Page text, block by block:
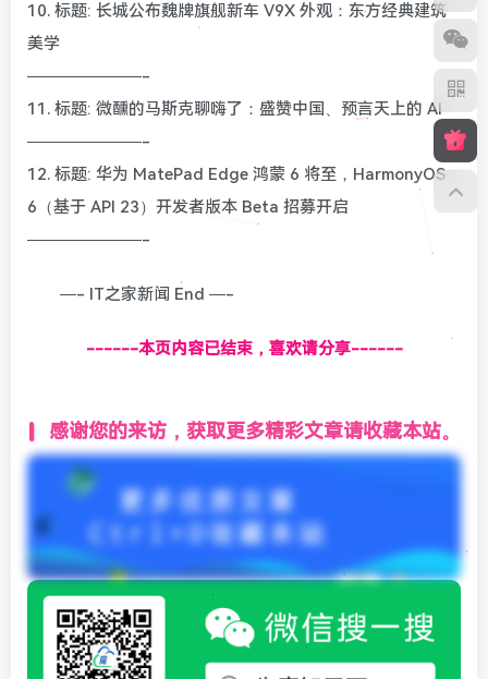
10. 标题: 长城公布魏牌旗舰新车 V9X 外观：东方经典建筑
美学
———————-
11. 标题: 微醺的马斯克聊嗨了：盛赞中国、预言天上的 AI
———————-
12. 标题: 华为 MatePad Edge 鸿蒙 6 将至，HarmonyOS
6（基于 API 23）开发者版本 Beta 招募开启
———————-
—- IT之家新闻 End —-
------本页内容已结束，喜欢请分享------
感谢您的来访，获取更多精彩文章请收藏本站。